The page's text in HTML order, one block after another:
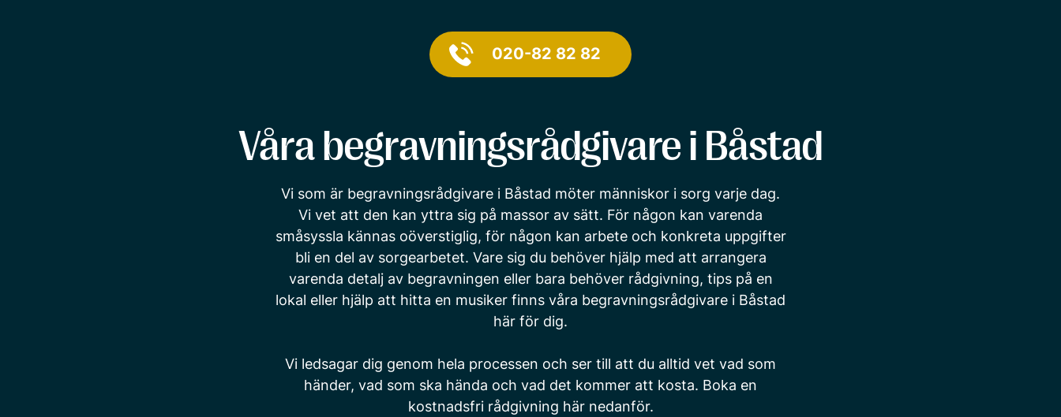
020-82 82 82
Våra begravningsrådgivare i Båstad
Vi som är begravningsrådgivare i Båstad möter människor i sorg varje dag.
Vi vet att den kan yttra sig på massor av sätt. För någon kan varenda
småsyssla kännas oöverstiglig, för någon kan arbete och konkreta uppgifter
bli en del av sorgearbetet. Vare sig du behöver hjälp med att arrangera
varenda detalj av begravningen eller bara behöver rådgivning, tips på en
lokal eller hjälp att hitta en musiker finns våra begravningsrådgivare i Båstad
här för dig.
Vi ledsagar dig genom hela processen och ser till att du alltid vet vad som
händer, vad som ska hända och vad det kommer att kosta. Boka en
kostnadsfri rådgivning här nedanför.